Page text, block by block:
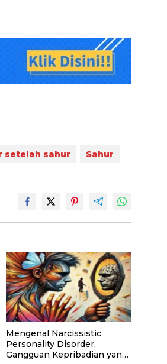
setelah sahur Sahur
Mengenal Narcissistic
Personality Disorder,
Gangguan Kepribadian yang